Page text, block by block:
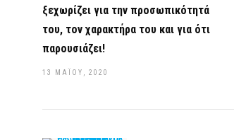
ξεχωρίζει για την προσωπικότητά
του, τον χαρακτήρα του και για ότι
παρουσιάζει!
13 ΜΑΪ́ΟΥ, 2020